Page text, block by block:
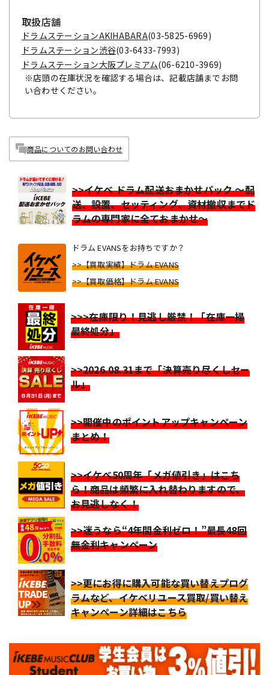
取扱店舗
ドラムステーションAKIHABARA(03-5825-6969)
ドラムステーション渋谷(03-6433-7993)
ドラムステーション大阪プレミアム(06-6210-3969)
※店頭の在庫状況を確認する場合は、記載店舗までお問
い合わせください。
商品についてのお問い合わせ
>>イケベ ドラム配送おまかせパック ～配
送、設置、セッティング、資材撤収までド
ラムの専門家に全ておまかせ～
ドラム EVANSをお持ちですか？
>>【買取実績】ドラム EVANS
>>【買取価格】ドラム EVANS
>>>在庫限り！見逃し厳禁！「在庫一掃
最終処分」
>>2026.08.31まで「決算売り尽くしセー
ル」
>>開催中のポイントアップキャンペーン
まとめ！
>>イケベ50周年「メガ値引き」はこち
ら！商品は頻繁に入れ替わりますので、
お見逃しなく！
>>迷うなら“4年間金利ゼロ！”最長48回
無金利キャンペーン
>>更にお得に購入可能な買い替えプログ
ラムなど、イケベリユース買取/買い替え
キャンペーン詳細はこちら